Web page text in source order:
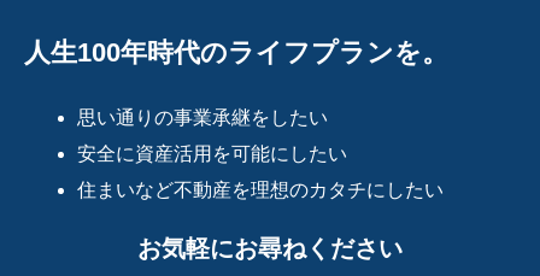
人生100年時代のライフプランを。
思い通りの事業承継をしたい
安全に資産活用を可能にしたい
住まいなど不動産を理想のカタチにしたい
お気軽にお尋ねください